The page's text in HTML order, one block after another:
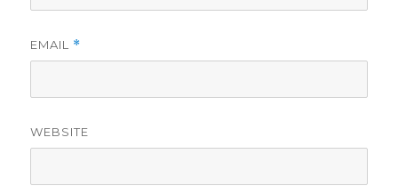
EMAIL *
WEBSITE